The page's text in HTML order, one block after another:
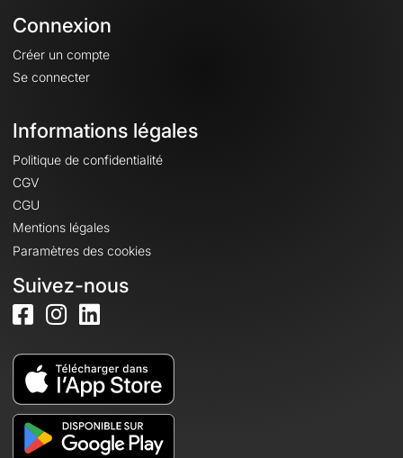
Connexion
Créer un compte
Se connecter
Informations légales
Politique de confidentialité
CGV
CGU
Mentions légales
Paramètres des cookies
Suivez-nous